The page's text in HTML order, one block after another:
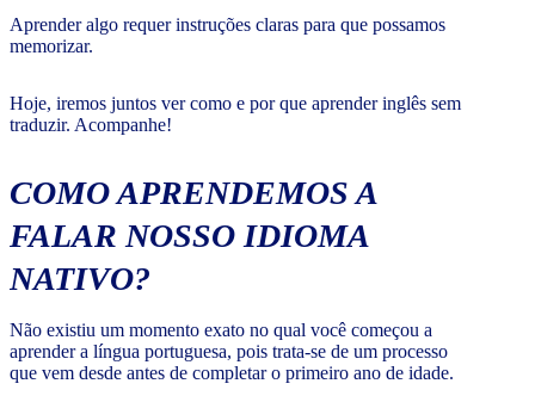
Aprender algo requer instruções claras para que possamos
memorizar.
Hoje, iremos juntos ver como e por que aprender inglês sem
traduzir. Acompanhe!
COMO APRENDEMOS A
FALAR NOSSO IDIOMA
NATIVO?
Não existiu um momento exato no qual você começou a
aprender a língua portuguesa, pois trata-se de um processo
que vem desde antes de completar o primeiro ano de idade.